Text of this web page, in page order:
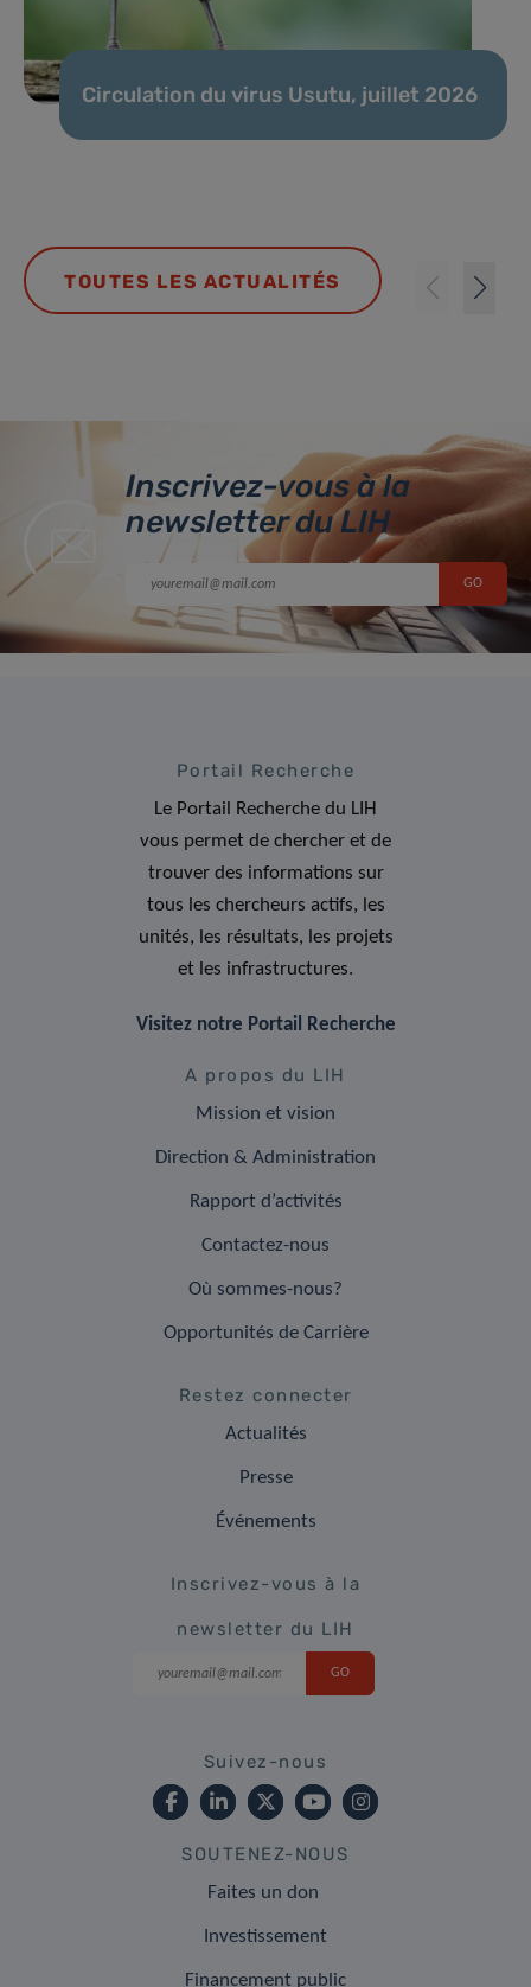
Circulation du virus Usutu, juillet 2026
TOUTES LES ACTUALITÉS
Inscrivez-vous à la
newsletter du LIH
Portail Recherche
Le Portail Recherche du LIH
vous permet de chercher et de
trouver des informations sur
tous les chercheurs actifs, les
unités, les résultats, les projets
et les infrastructures.
Visitez notre Portail Recherche
A propos du LIH
Mission et vision
Direction & Administration
Rapport d’activités
Contactez-nous
Où sommes-nous?
Opportunités de Carrière
Restez connecter
Actualités
Presse
Événements
Inscrivez-vous à la
newsletter du LIH
Suivez-nous
SOUTENEZ-NOUS
Faites un don
Investissement
Financement public